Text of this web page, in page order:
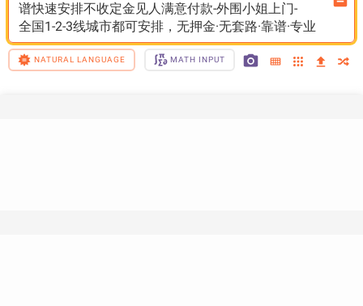
谱快速安排不收定金见人满意付款-外围小姐上门-
全国1-2-3线城市都可安排，无押金·无套路·靠谱·专业
NATURAL LANGUAGE MATH INPUT